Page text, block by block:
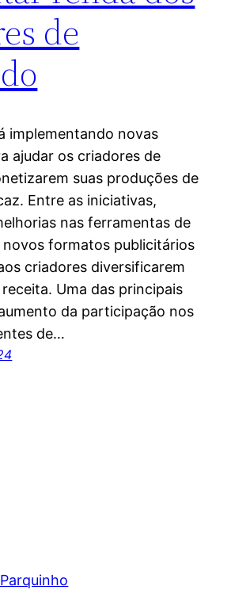
de
implementando novas
ajudar os criadores de
suas produções de
Entre as iniciativas,
nas ferramentas de
formatos publicitários
criadores diversificarem
Uma das principais
da participação nos
de…